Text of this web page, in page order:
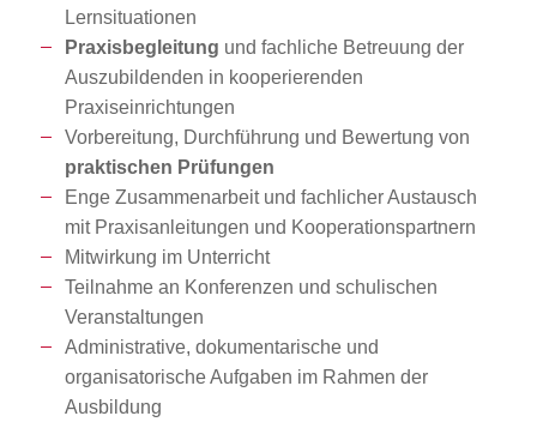
Lernsituationen
Praxisbegleitung und fachliche Betreuung der
Auszubildenden in kooperierenden
Praxiseinrichtungen
Vorbereitung, Durchführung und Bewertung von
praktischen Prüfungen
Enge Zusammenarbeit und fachlicher Austausch
mit Praxisanleitungen und Kooperationspartnern
Mitwirkung im Unterricht
Teilnahme an Konferenzen und schulischen
Veranstaltungen
Administrative, dokumentarische und
organisatorische Aufgaben im Rahmen der
Ausbildung